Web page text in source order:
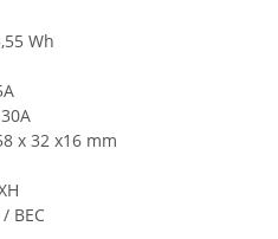
Wh
x 32 x16 mm
BEC